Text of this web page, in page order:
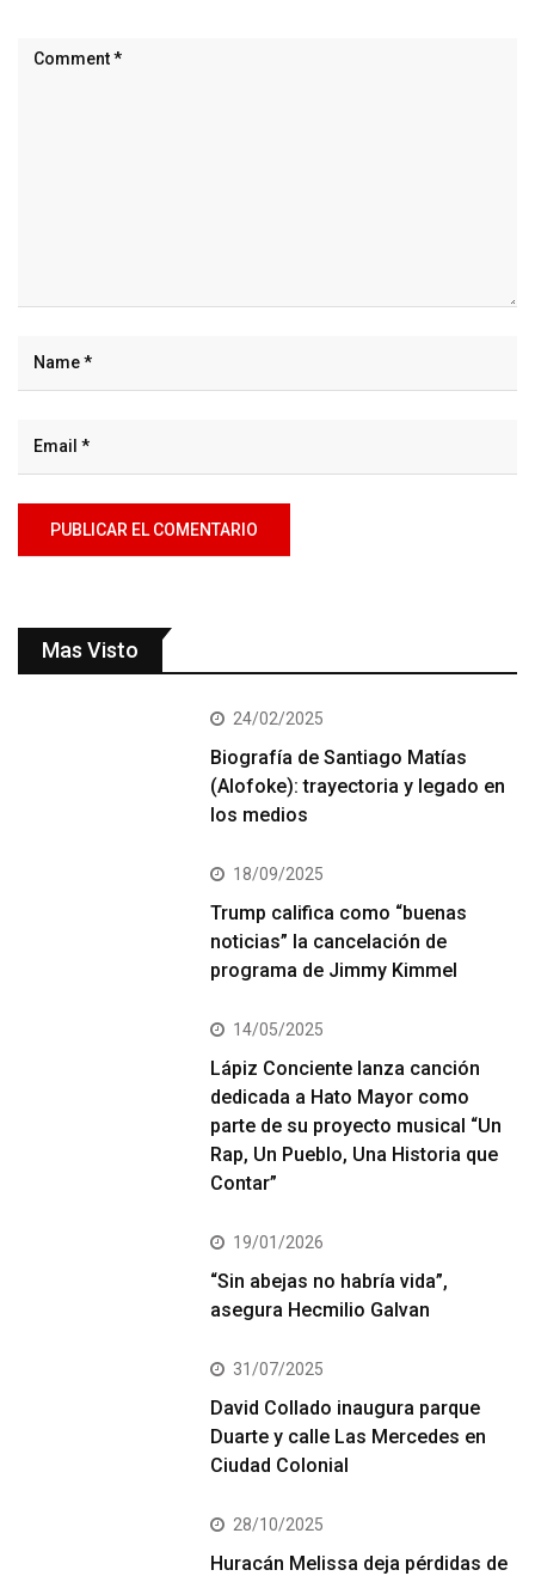
Mas Visto
24/02/2025
Biografía de Santiago Matías
(Alofoke): trayectoria y legado en
los medios
18/09/2025
Trump califica como “buenas
noticias” la cancelación de
programa de Jimmy Kimmel
14/05/2025
Lápiz Conciente lanza canción
dedicada a Hato Mayor como
parte de su proyecto musical “Un
Rap, Un Pueblo, Una Historia que
Contar”
19/01/2026
“Sin abejas no habría vida”,
asegura Hecmilio Galvan
31/07/2025
David Collado inaugura parque
Duarte y calle Las Mercedes en
Ciudad Colonial
28/10/2025
Huracán Melissa deja pérdidas de